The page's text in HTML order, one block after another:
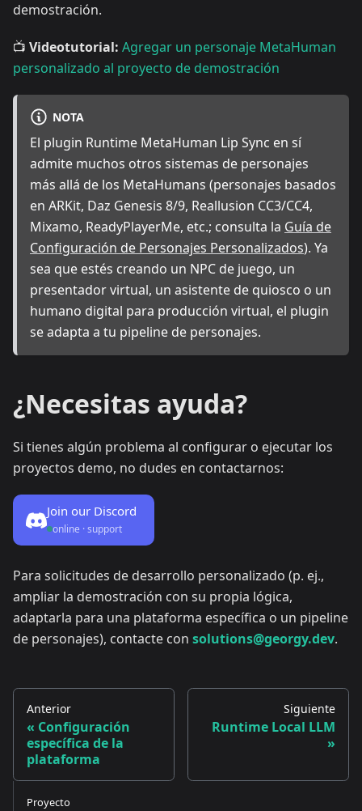
demostración.
📺 Videotutorial: Agregar un personaje MetaHuman
personalizado al proyecto de demostración
NOTA
El plugin Runtime MetaHuman Lip Sync en sí
admite muchos otros sistemas de personajes
más allá de los MetaHumans (personajes basados
en ARKit, Daz Genesis 8/9, Reallusion CC3/CC4,
Mixamo, ReadyPlayerMe, etc.; consulta la Guía de
Configuración de Personajes Personalizados). Ya
sea que estés creando un NPC de juego, un
presentador virtual, un asistente de quiosco o un
humano digital para producción virtual, el plugin
se adapta a tu pipeline de personajes.
¿Necesitas ayuda?
Si tienes algún problema al configurar o ejecutar los
proyectos demo, no dudes en contactarnos:
Join our Discord
online · support
Para solicitudes de desarrollo personalizado (p. ej.,
ampliar la demostración con su propia lógica,
adaptarla para una plataforma específica o un pipeline
de personajes), contacte con solutions@georgy.dev.
Anterior
Configuración
específica de la
plataforma
Siguiente
Runtime Local LLM
Proyecto